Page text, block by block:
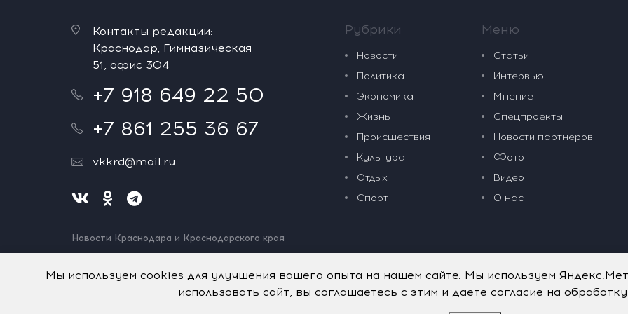
Контакты редакции:
Краснодар, Гимназическая
51, офис 304
+7 918 649 22 50
+7 861 255 36 67
vkkrd@mail.ru
Новости Краснодара и Краснодарского края
Нашли ошибку? Выделите и нажмите Ctrl+Enter.
Рубрики
Новости
Политика
Экономика
Жизнь
Происшествия
Культура
Отдых
Спорт
Меню
Статьи
Интервью
Мнение
Спецпроекты
Новости партнеров
Фото
Видео
О нас
Мы используем cookies для улучшения вашего опыта на нашем сайте. Мы используем
использовать сайт, вы соглашаетесь с этим и даете согласие на